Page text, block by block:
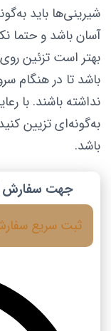
شیرینی‌ها باید
آسان باشد و حتما
بهتر است تزئین
باشد تا در هنگام
نداشته باشند. با
به‌گونه‌ای تزیین
باشد.
جهت سفارش
ثبت سریع